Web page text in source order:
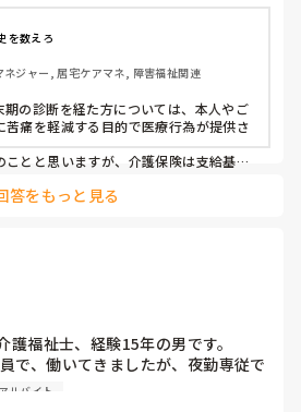
すでにほとんど口から食べられなく
でして寿命がいくぶん延びたとし
家族の自己満足のために、ご本人の
やしていいものなのか？と疑問に思
食べたくないのではなく機能的に食
に、誤嚥のリスクに怯えながら「あ
ます。
もいいのか！」と叱られそうです
できない状態でとりあえず胃ろうや
るのです。やはりどこかで、回復の
、と線引きをしないかぎり、お互い
なのではないでしょうか。
を数えろ
ネジャー, 居宅ケアマネ, 障害福祉関連
期の診断を経た方については、本人やご
苦痛を軽減する目的で医療行為が提供さ
ことと思いますが、介護保険は支給基準
されています。
しょう。心中お察しします。
条を廃止すべきというご主張ですね？
でなにをしても助からないから、どう
う理由で支援を打ち切ることが適切だ
か？それはネグレクトと言います。介護
いることになります。高齢なんだから
答をもっと見る
福祉士、経験15年の男です。
で、働いてきましたが、夜勤専従で
け持ちするなり働いてみようかな?
ルバイト